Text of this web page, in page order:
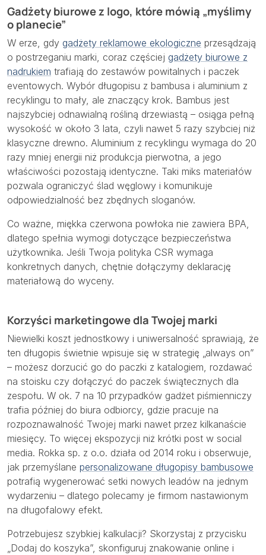
Gadżety biurowe z logo, które mówią „myślimy
o planecie”
W erze, gdy gadżety reklamowe ekologiczne przesądzają
o postrzeganiu marki, coraz częściej gadżety biurowe z
nadrukiem trafiają do zestawów powitalnych i paczek
eventowych. Wybór długopisu z bambusa i aluminium z
recyklingu to mały, ale znaczący krok. Bambus jest
najszybciej odnawialną rośliną drzewiastą – osiąga pełną
wysokość w około 3 lata, czyli nawet 5 razy szybciej niż
klasyczne drewno. Aluminium z recyklingu wymaga do 20
razy mniej energii niż produkcja pierwotna, a jego
właściwości pozostają identyczne. Taki miks materiałów
pozwala ograniczyć ślad węglowy i komunikuje
odpowiedzialność bez zbędnych sloganów.
Co ważne, miękka czerwona powłoka nie zawiera BPA,
dlatego spełnia wymogi dotyczące bezpieczeństwa
użytkownika. Jeśli Twoja polityka CSR wymaga
konkretnych danych, chętnie dołączymy deklarację
materiałową do wyceny.
Korzyści marketingowe dla Twojej marki
Niewielki koszt jednostkowy i uniwersalność sprawiają, że
ten długopis świetnie wpisuje się w strategię „always on”
– możesz dorzucić go do paczki z katalogiem, rozdawać
na stoisku czy dołączyć do paczek świątecznych dla
zespołu. W ok. 7 na 10 przypadków gadżet piśmienniczy
trafia później do biura odbiorcy, gdzie pracuje na
rozpoznawalność Twojej marki nawet przez kilkanaście
miesięcy. To więcej ekspozycji niż krótki post w social
media. Rokka sp. z o.o. działa od 2014 roku i obserwuje,
jak przemyślane personalizowane długopisy bambusowe
potrafią wygenerować setki nowych leadów na jednym
wydarzeniu – dlatego polecamy je firmom nastawionym
na długofalowy efekt.
Potrzebujesz szybkiej kalkulacji? Skorzystaj z przycisku
„Dodaj do koszyka”, skonfiguruj znakowanie online i